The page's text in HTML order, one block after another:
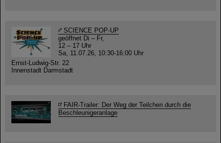
SCIENCE POP-UP
geöffnet Di – Fr,
12 – 17 Uhr
Sa, 11.07.26, 10:30-16:00 Uhr
Ernst-Ludwig-Str. 22
Innenstadt Darmstadt
FAIR-Trailer: Der Weg der Teilchen durch die
Beschleunigeranlage